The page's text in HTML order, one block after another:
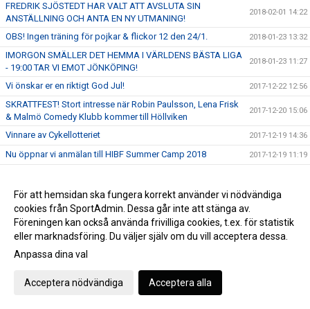
FREDRIK SJÖSTEDT HAR VALT ATT AVSLUTA SIN
ANSTÄLLNING OCH ANTA EN NY UTMANING!
2018-02-01 14:22
OBS! Ingen träning för pojkar & flickor 12 den 24/1. 2018-01-23 13:32
IMORGON SMÄLLER DET HEMMA I VÄRLDENS BÄSTA LIGA
- 19:00 TAR VI EMOT JÖNKÖPING!
2018-01-23 11:27
Vi önskar er en riktigt God Jul! 2017-12-22 12:56
SKRATTFEST! Stort intresse när Robin Paulsson, Lena Frisk
& Malmö Comedy Klubb kommer till Höllviken
2017-12-20 15:06
Vinnare av Cykellotteriet 2017-12-19 14:36
Nu öppnar vi anmälan till HIBF Summer Camp 2018 2017-12-19 11:19
ENDAST 200 SITTPLATSER KVAR - SÄKRA DIN BILJETT NU!
FRITT INTRÄDE!
SKRATTFEST! Robin Paulsson, Lena Frisk & MACK kommer
till Halörhallen 8/1 - Perfekt julklapp!
2017-12-09 13:23
FRITT INTRÄDE & Publikfest när vi tar emot SM-Finalisterna
Gameday - Skånederby i världens bästa liga - 16:00 i
För att hemsidan ska fungera korrekt använder vi nödvändiga
cookies från SportAdmin. Dessa går inte att stänga av.
Föreningen kan också använda frivilliga cookies, t.ex. för statistik
eller marknadsföring. Du väljer själv om du vill acceptera dessa.
Anpassa dina val
Acceptera nödvändiga Acceptera alla